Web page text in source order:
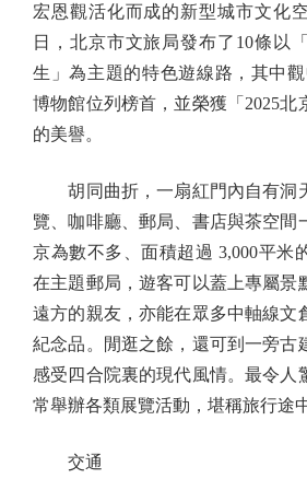
宏恩觀活化而成的新型城市文化
日，北京市文旅局發布了10條以
生」為主題的特色遊線路，其中
博物館位列榜首，並榮獲「2025北
的美譽。
胡同曲折，一扇紅門內自有洞
覽、咖啡廳、郵局、書店與茶空間
京為數不多、面積超過 3,000平米
在主題郵局，遊客可以蓋上專屬景
遠方的親友，亦能在眾多中軸線文
紀念品。閒逛之餘，還可到一旁古
感受四合院裏的現代風情。最令人
常舉辦各類展覽活動，堪稱旅行途
交通